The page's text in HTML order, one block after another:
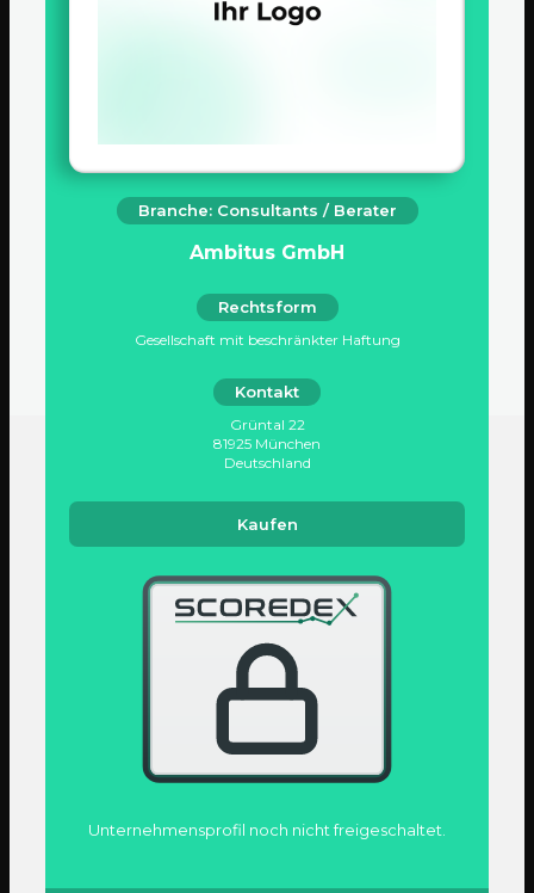
Branche: Consultants / Berater
Ambitus GmbH
Rechtsform
Gesellschaft mit beschränkter Haftung
Kontakt
Grüntal 22
81925 München
Deutschland
Kaufen
Unternehmens­profil noch nicht freigeschaltet.